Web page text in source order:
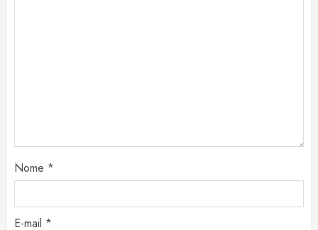
Nome *
E-mail *